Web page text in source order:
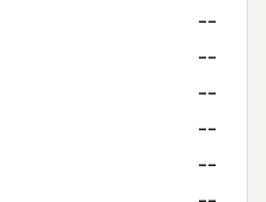
--
--
--
--
--